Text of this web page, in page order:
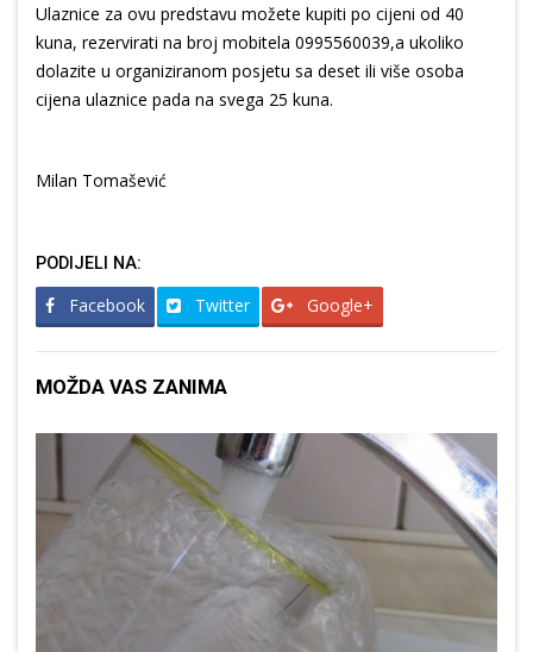
Ulaznice za ovu predstavu možete kupiti po cijeni od 40
kuna, rezervirati na broj mobitela 0995560039,a ukoliko
dolazite u organiziranom posjetu sa deset ili više osoba
cijena ulaznice pada na svega 25 kuna.
Milan Tomašević
PODIJELI NA:
Facebook Twitter Google+
MOŽDA VAS ZANIMA